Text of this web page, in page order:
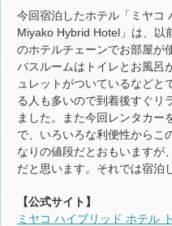
今回宿泊したホテル「ミヤコ
Miyako Hybrid Hotel」は、以
のホテルチェーンでお部屋が
バスルームはトイレとお風呂
ュレットがついているなどと
る人も多いので到着後すぐリ
ました。また今回レンタカー
で、いろいろな利便性からこ
なりの値段だとおもいますが
だと思います。それでは宿泊
【公式サイト】
ミヤコ ハイブリッド ホテル